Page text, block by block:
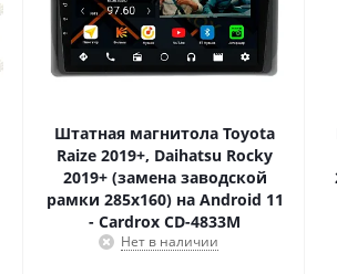
Штатная магнитола Toyota
Raize 2019+, Daihatsu Rocky
2019+ (замена заводской
рамки 285х160) на Android 11
- Cardrox CD-4833M
Нет в наличии